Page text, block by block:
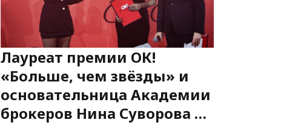
Лауреат премии ОК!
«Больше, чем звёзды» и
основательница Академии
брокеров Нина Суворова о